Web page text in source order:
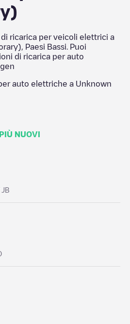
ricarica per veicoli elettrici a
Paesi Bassi . Puoi
di ricarica per auto
auto elettriche a Unknown
NUOVI